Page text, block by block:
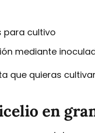
para cultivo
mediante
que quieras
en